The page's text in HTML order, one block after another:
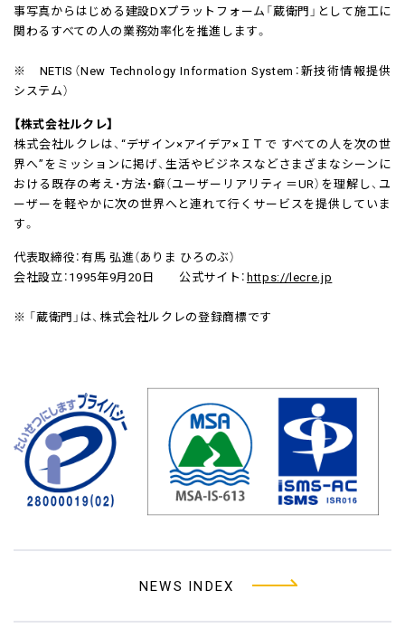
事写真からはじめる建設DXプラットフォーム「蔵衛門」として施工に
関わるすべての人の業務効率化を推進します。
※ NETIS（New Technology Information System：新技術情報提供
システム）
【株式会社ルクレ】
株式会社ルクレは、“デザイン×アイデア×ＩＴで すべての人を次の世
界へ”をミッションに掲げ、生活やビジネスなどさまざまなシーンに
おける既存の考え・方法・癖（ユーザーリアリティ＝UR）を理解し、ユ
ーザーを軽やかに次の世界へと連れて行くサービスを提供していま
す。
代表取締役：有馬 弘進（ありま ひろのぶ）
会社設立：1995年9月20日 公式サイト：https://lecre.jp
※ 「蔵衛門」は、株式会社ルクレの登録商標です
NEWS INDEX